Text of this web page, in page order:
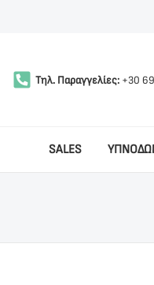
Τηλ. Παραγγελίες: +30
SALES